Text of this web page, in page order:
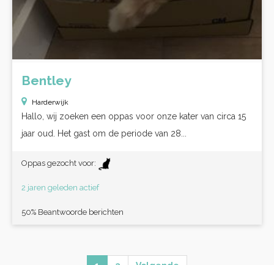
Bentley
Harderwijk
Hallo, wij zoeken een oppas voor onze kater van circa 15
jaar oud. Het gast om de periode van 28...
Oppas gezocht voor:
2 jaren geleden actief
50% Beantwoorde berichten